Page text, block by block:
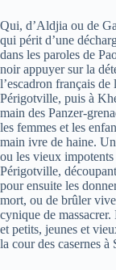
Qui, d’Aldjia ou de
qui périt d’une
dans les paroles de
noir appuyer sur la
l’escadron français
Périgotville, puis à
main des Panzer-
les femmes et les
main ivre de haine.
ou les vieux
Périgotville,
pour ensuite les
mort, ou de brûler
cynique de
et petits, jeunes et
la cour des casernes